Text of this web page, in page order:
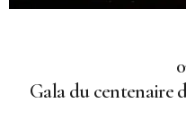
Gala du centenaire